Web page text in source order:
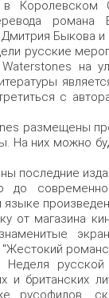
Королевском
романа
Быкова и
русские
на
с
размещены
На них можно
последние
до
языке
от магазина
"Жестокий
и британских
русофилов,